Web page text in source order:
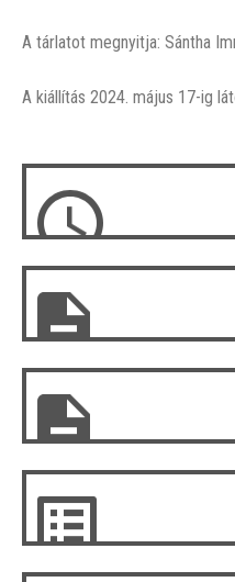
A tárlatot megnyitja: Sántha
A kiállítás 2024. május 17-ig